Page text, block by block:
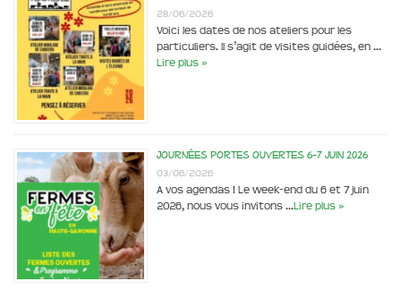
28/06/2026
Voici les dates de nos ateliers pour les
particuliers. Il s’agit de visites guidées, en …
Lire plus »
Journées portes ouvertes 6-7 juin 2026
03/06/2026
A vos agendas ! Le week-end du 6 et 7 juin
2026, nous vous invitons …Lire plus »